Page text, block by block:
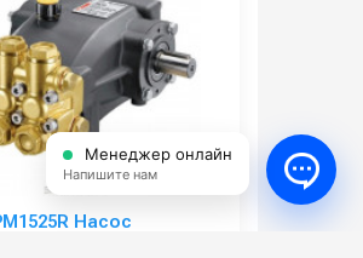
Насос
Менеджер онлайн
Напишите нам